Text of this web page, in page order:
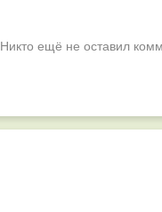
Никто ещё не оставил